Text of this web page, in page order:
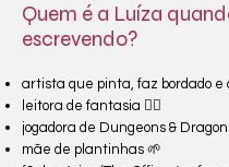
Quem é a Luíza
escrevendo?
artista que pinta, faz bordado e
leitora de fantasia 🧙‍♂️
jogadora de Dungeons &
mãe de plantinhas 🌱